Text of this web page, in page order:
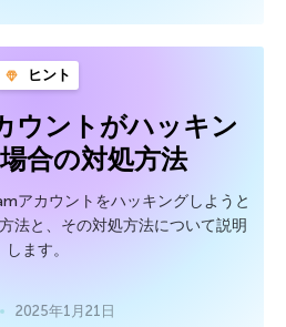
ヒント
ウントがハッキン
合の対処方法
アカウントをハッキングしようと
法と、その対処方法について説明
します。
2025年1月21日